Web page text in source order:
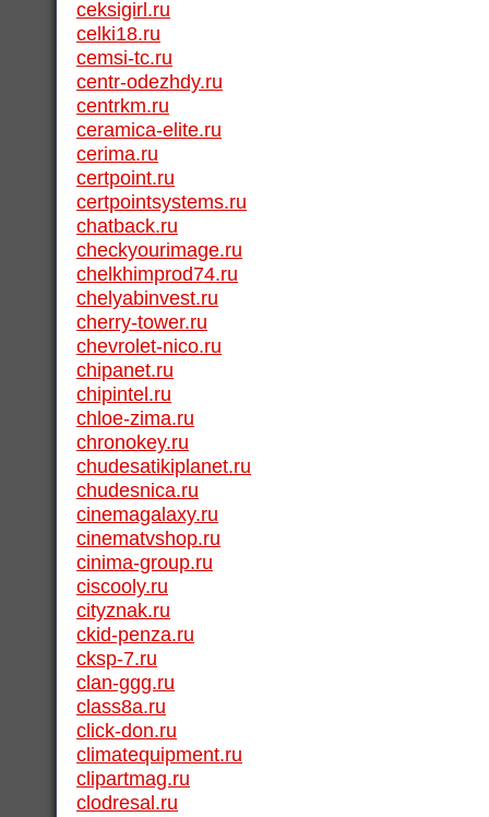
ceksigirl.ru
celki18.ru
cemsi-tc.ru
centr-odezhdy.ru
centrkm.ru
ceramica-elite.ru
cerima.ru
certpoint.ru
certpointsystems.ru
chatback.ru
checkyourimage.ru
chelkhimprod74.ru
chelyabinvest.ru
cherry-tower.ru
chevrolet-nico.ru
chipanet.ru
chipintel.ru
chloe-zima.ru
chronokey.ru
chudesatikiplanet.ru
chudesnica.ru
cinemagalaxy.ru
cinematvshop.ru
cinima-group.ru
ciscooly.ru
cityznak.ru
ckid-penza.ru
cksp-7.ru
clan-ggg.ru
class8a.ru
click-don.ru
climatequipment.ru
clipartmag.ru
clodresal.ru